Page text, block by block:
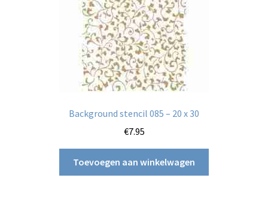
Background stencil 085 – 20 x 30
€7.95
Toevoegen aan winkelwagen